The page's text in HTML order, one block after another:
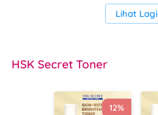
UV`Lihat Lagi
HSK Secret Toner
12%